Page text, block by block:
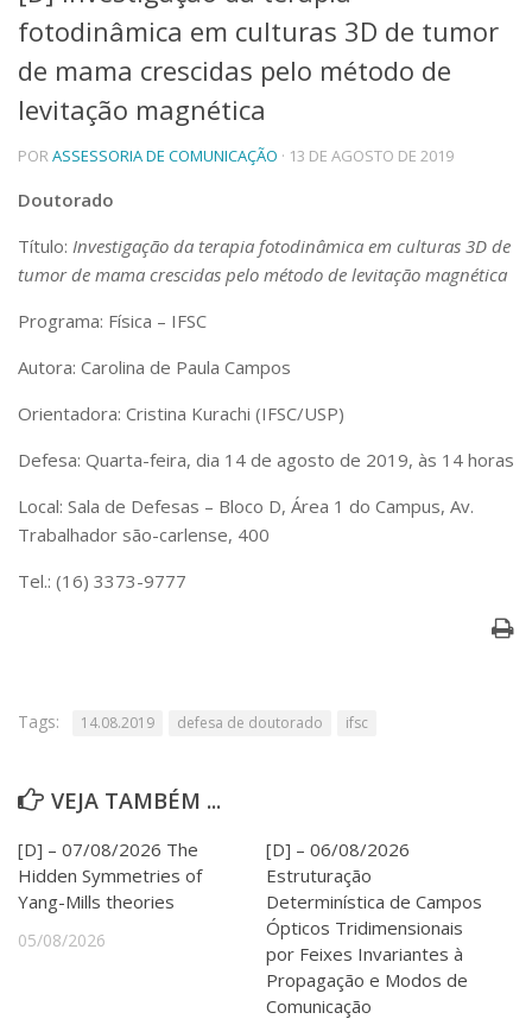
Telefones e Mapas
Pessoas
Ensino
Graduação
Educação a distância
Cursos de Extensão
Linhas de Pesquisa
Centros, Núcleos e Projetos em Rede
Pós-doutorado
Transferência de Tecnologia
Extensão à Comunidade
Projetos, Programas e Cursos
Museus e Espaços Interativos
Serviços
Bibliotecas
Comunicação
Jornal da USP
Defesa de Teses
fotodinâmica em culturas 3D de tumor
de mama crescidas pelo método de
levitação magnética
PORASSESSORIA DE COMUNICAÇÃO · 13 DE AGOSTO DE 2019
Doutorado
Título: Investigação da terapia fotodinâmica em culturas 3D de
tumor de mama crescidas pelo método de levitação magnética
Programa: Física – IFSC
Autora: Carolina de Paula Campos
Orientadora: Cristina Kurachi (IFSC/USP)
Defesa: Quarta-feira, dia 14 de agosto de 2019, às 14 horas
Local: Sala de Defesas – Bloco D, Área 1 do Campus, Av.
Trabalhador são-carlense, 400
Tel.: (16) 3373-9777
Tags: 14.08.2019 defesa de doutorado ifsc
VEJA TAMBÉM ...
[D] – 07/08/2026 The
Hidden Symmetries of
Yang-Mills theories
05/08/2026
[D] – 06/08/2026
Estruturação
Determinística de Campos
Ópticos Tridimensionais
por Feixes Invariantes à
Propagação e Modos de
Comunicação